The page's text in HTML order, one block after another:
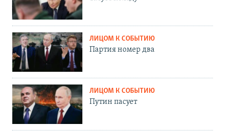
ЛИЦОМ К СОБЫТИЮ
Партия номер два
ЛИЦОМ К СОБЫТИЮ
Путин пасует